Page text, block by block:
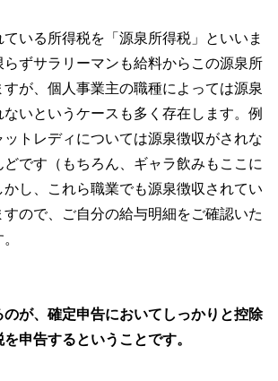
いる所得税を「源泉所得税」といいま
ずサラリーマンも給料からこの源泉所
が、個人事業主の職種によっては源泉
いというケースも多く存在します。例
ットレディについては源泉徴収がされな
です（もちろん、ギャラ飲みもここに
し、これら職業でも源泉徴収されてい
すので、ご自分の給与明細をご確認いた
のが、確定申告においてしっかりと控除
申告するということです。